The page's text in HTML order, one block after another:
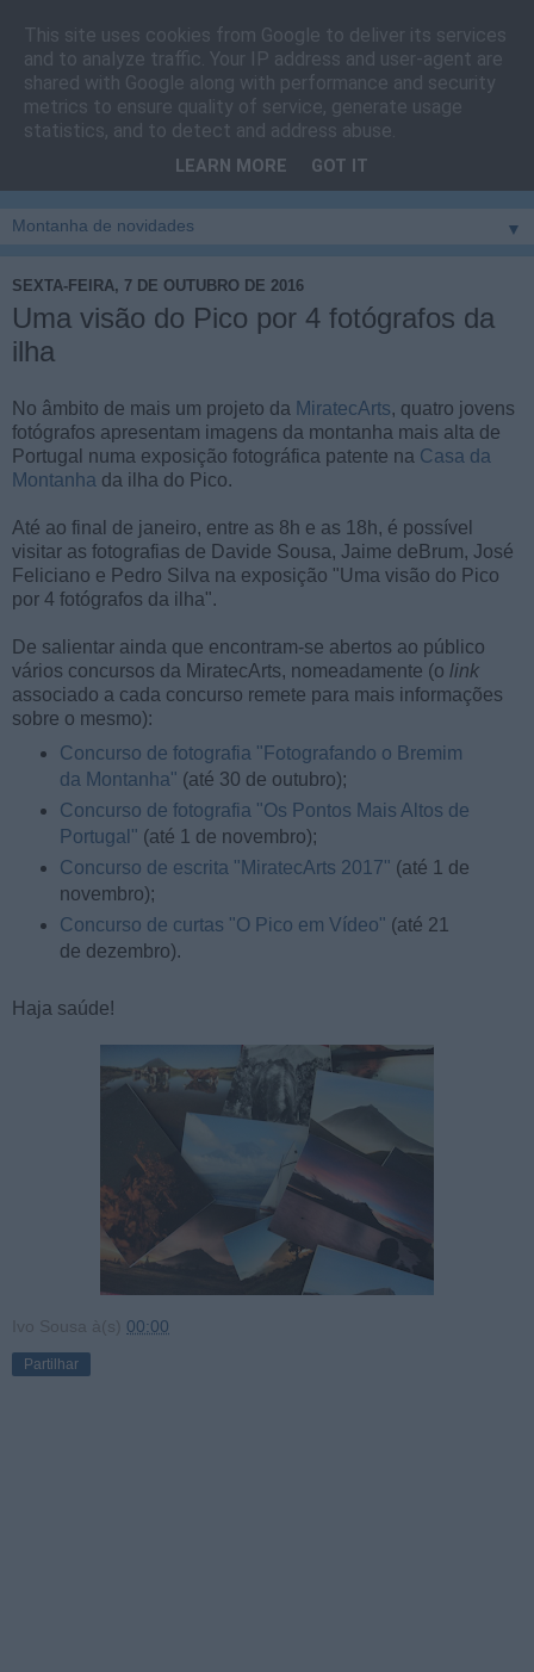
Cais do Pico
Blog sobre um pouco de tudo relacionado com a ilha
vila e ao concelho de São Roque do Pico
▼
SEXTA-FEIRA, 7 DE OUTUBRO DE 2016
Uma visão do Pico por 4 fotógrafos da
ilha
No âmbito de mais um projeto da MiratecArts, quatro jovens
fotógrafos apresentam imagens da montanha mais alta de
Portugal numa exposição fotográfica patente na Casa da
Montanha da ilha do Pico.
Até ao final de janeiro, entre as 8h e as 18h, é possível
visitar as fotografias de Davide Sousa, Jaime deBrum, José
Feliciano e Pedro Silva na exposição "Uma visão do Pico
por 4 fotógrafos da ilha".
De salientar ainda que encontram-se abertos ao público
vários concursos da MiratecArts, nomeadamente (o link
associado a cada concurso remete para mais informações
sobre o mesmo):
Concurso de fotografia "Fotografando o Bremim
da Montanha" (até 30 de outubro);
Concurso de fotografia "Os Pontos Mais Altos de
Portugal" (até 1 de novembro);
Concurso de escrita "MiratecArts 2017" (até 1 de
novembro);
Concurso de curtas "O Pico em Vídeo" (até 21
de dezembro).
Haja saúde!
Ivo Sousa à(s) 00:00
Partilhar
This site uses cookies from Google to deliver its services
and to analyze traffic. Your IP address and user-agent are
shared with Google along with performance and security
metrics to ensure quality of service, generate usage
statistics, and to detect and address abuse.
LEARN MORE GOT IT